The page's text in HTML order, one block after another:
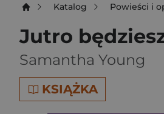
Katalog Powieści i
Jutro
Samantha Young
KSIĄŻKA